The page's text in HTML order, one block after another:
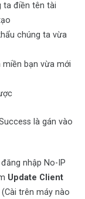
ta điền tên tài
chúng ta vừa
bạn vừa mới
là gán vào
nhập No-IP
Update Client
trên máy nào